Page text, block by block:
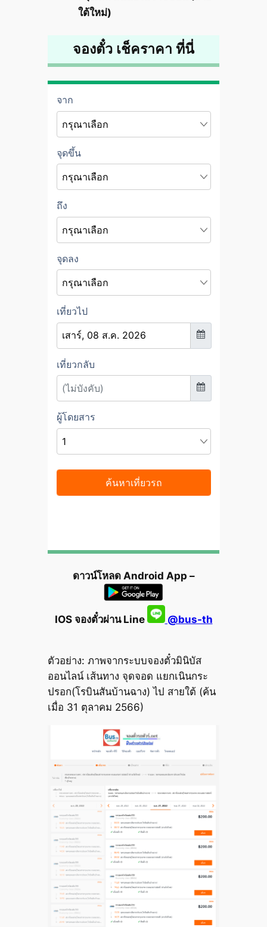
ใต้ใหม่)
จองตั๋ว เช็คราคา ที่นี่
ดาวน์โหลด Android App –
IOS จองตั๋วผ่าน Line @bus-th
ตัวอย่าง: ภาพจากระบบจองตั๋วมินิบัส
ออนไลน์ เส้นทาง จุดจอด แยกเนินกระ
ปรอก(โรบินสันบ้านฉาง) ไป สายใต้ (ค้น
เมื่อ 31 ตุลาคม 2566)